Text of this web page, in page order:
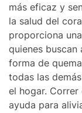
más eficaz y
la salud del
proporciona
quienes buscan
forma de
todas las
el hogar.
ayuda para